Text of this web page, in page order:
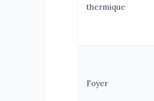
thermique
Foyer